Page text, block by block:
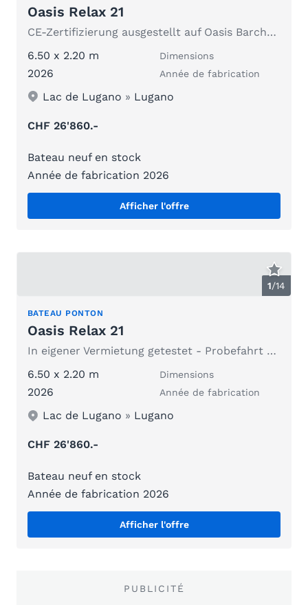
Oasis Relax 21
CE-Zertifizierung ausgestellt auf Oasis Barche Sagl
6.50 x 2.20 m
Dimensions
2026 Année de fabrication
Lac de Lugano » Lugano
CHF 26'860.-
Bateau neuf en stock
Année de fabrication 2026
Afficher l'offre
1/14
BATEAU PONTON
Oasis Relax 21
In eigener Vermietung getestet - Probefahrt möglich
6.50 x 2.20 m
Dimensions
2026 Année de fabrication
Lac de Lugano » Lugano
CHF 26'860.-
Bateau neuf en stock
Année de fabrication 2026
Afficher l'offre
PUBLICITÉ